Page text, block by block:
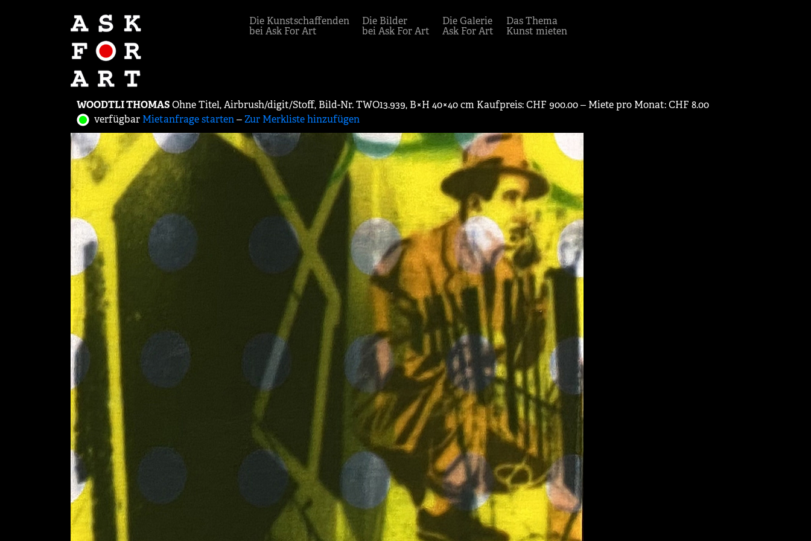
Die Kunstschaffenden
bei Ask For Art
Die Bilder
bei Ask For Art
Die Galerie
Ask For Art
Das Thema
Kunst mieten
WOODTLI THOMASOhne Titel, Airbrush/digit/Stoff, Bild-Nr. TWO13.939, B×H 40×40 cm Kaufpreis: CHF 900.00 ‒ Miete pro Monat: CHF 8.00
verfügbar Mietanfrage starten‒Zur Merkliste hinzufügen